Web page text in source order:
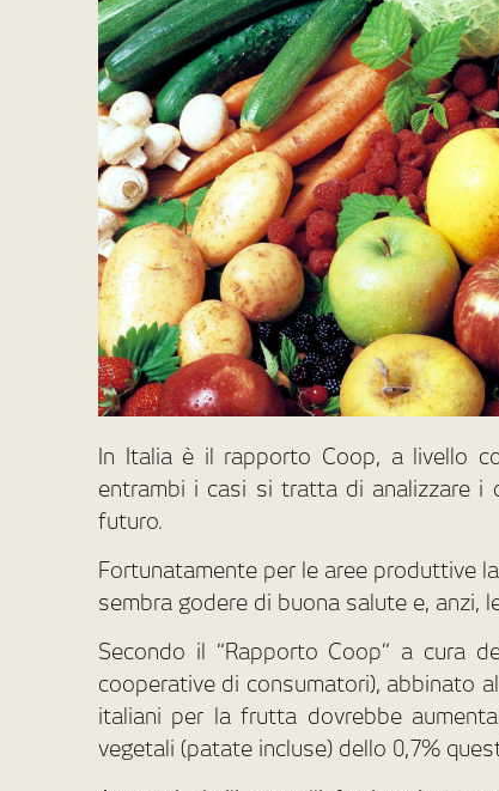
In Italia è il rapporto Coop, a livello
entrambi i casi si tratta di analizzare i
futuro.
Fortunatamente per le aree produttive
sembra godere di buona salute e, anzi,
Secondo il “Rapporto Coop” a cura
cooperative di consumatori), abbinato
italiani per la frutta dovrebbe
vegetali (patate incluse) dello 0,7%